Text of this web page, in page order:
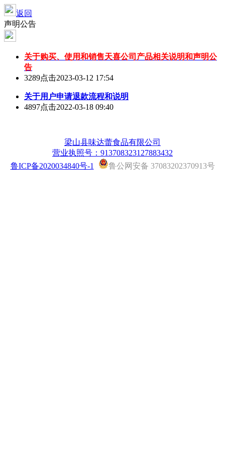
返回
声明公告
关于购买、使用和销售天喜公司产品相关说明和声明公
告
3289点击2023-03-12 17:54
关于用户申请退款流程和说明
4897点击2022-03-18 09:40
梁山县味达蕾食品有限公司
营业执照号：913708323127883432
鲁ICP备2020034840号-1
鲁公网安备 37083202370913号